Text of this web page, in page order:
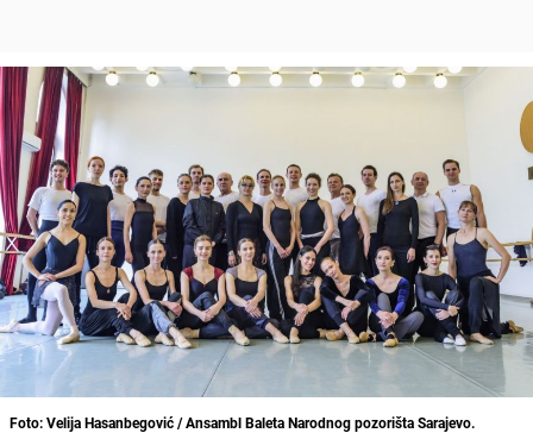
Foto: Velija Hasanbegović / Ansambl Baleta Narodnog pozorišta Sarajevo.